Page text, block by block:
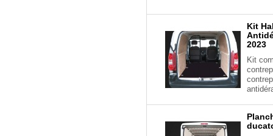
Kit
2023
Kit